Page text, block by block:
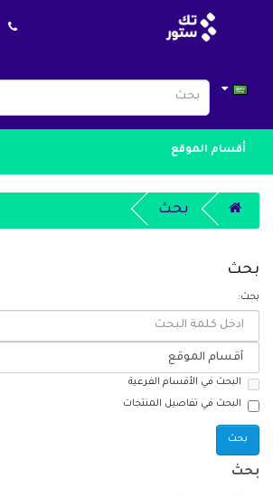
أقسام الموقع
بحث
بحث
بحث:
البحث في الأقسام الفرعية
البحث في تفاصيل المنتجات
بحث